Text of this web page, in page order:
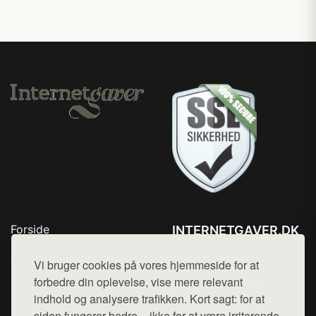
Vi bruger cookies på vores hjemmeside for at
forbedre din oplevelse, vise mere relevant
indhold og analysere trafikken. Kort sagt: for at
Forside
Top Rabatter
Blog
Kontakt
INTERNETGAVER.DK
Mail: hej@want.dk
Cookie- og privatlivspolitik